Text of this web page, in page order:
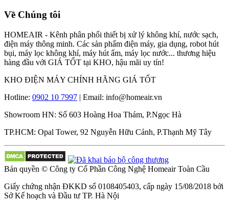
Về Chúng tôi
HOMEAIR - Kênh phân phối thiết bị xử lý không khí, nước sạch,
điện máy thông minh. Các sản phẩm điện máy, gia dụng, robot hút
bụi, máy lọc không khí, máy hút ẩm, máy lọc nước... thương hiệu
hàng đầu với GIÁ TỐT tại KHO, hậu mãi uy tín!
KHO ĐIỆN MÁY CHÍNH HÃNG GIÁ TỐT
Hotline: 0902 10 7997 | Email: info@homeair.vn
Showroom HN: Số 603 Hoàng Hoa Thám, P.Ngọc Hà
TP.HCM: Opal Tower, 92 Nguyễn Hữu Cảnh, P.Thạnh Mỹ Tây
Bản quyền © Công ty Cổ Phần Công Nghệ Homeair Toàn Cầu
Giấy chứng nhận ĐKKD số 0108405403, cấp ngày 15/08/2018 bởi
Sở Kế hoạch và Đầu tư TP. Hà Nội